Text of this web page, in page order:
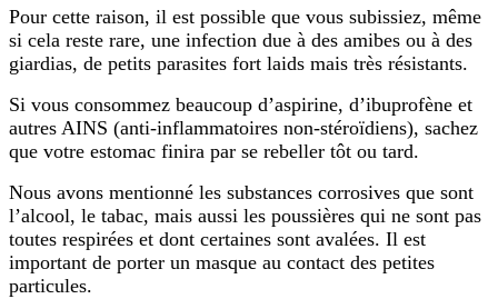
Pour cette raison, il est possible que vous subissiez, même
si cela reste rare, une infection due à des amibes ou à des
giardias, de petits parasites fort laids mais très résistants.
Si vous consommez beaucoup d’aspirine, d’ibuprofène et
autres AINS (anti-inflammatoires non-stéroïdiens), sachez
que votre estomac finira par se rebeller tôt ou tard.
Nous avons mentionné les substances corrosives que sont
l’alcool, le tabac, mais aussi les poussières qui ne sont pas
toutes respirées et dont certaines sont avalées. Il est
important de porter un masque au contact des petites
particules.